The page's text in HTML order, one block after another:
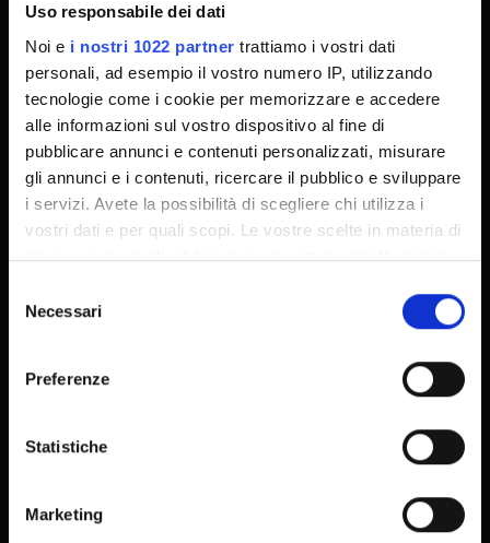
Uso responsabile dei dati
Noi e i nostri 1022 partner trattiamo i vostri dati
personali, ad esempio il vostro numero IP, utilizzando
tecnologie come i cookie per memorizzare e accedere
alle informazioni sul vostro dispositivo al fine di
pubblicare annunci e contenuti personalizzati, misurare
gli annunci e i contenuti, ricercare il pubblico e sviluppare
i servizi. Avete la possibilità di scegliere chi utilizza i
vostri dati e per quali scopi. Le vostre scelte in materia di
privacy sono applicabili solo su questa proprietà digitale
modificare o revocare il proprio consenso in qualsiasi
momento dalla Dichiarazione sui cookie o facendo clic
raccogliere informazioni sulla tua posizione
geografica, con un'approssimazione di qualche
Identificare il tuo dispositivo, scansionandolo
delNecessari
Preferenze
Statistiche
Marketing
Technical support
Back office Area - dbErw
MyUnivr
Privacy policy